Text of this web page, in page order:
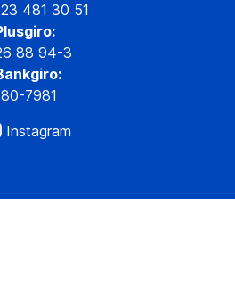
481 30 51
88 94-3
7981
Instagram